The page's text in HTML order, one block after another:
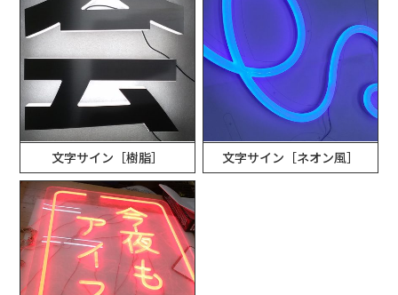
文字サイン［樹脂］ 文字サイン［ネオン風］